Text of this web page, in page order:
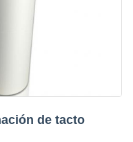
de tacto